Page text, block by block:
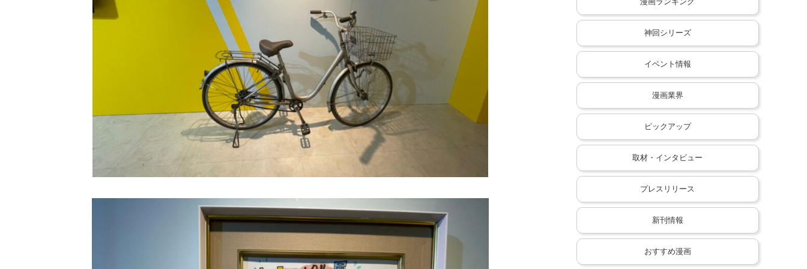
神回シリーズ
イベント情報
漫画業界
ピックアップ
取材・インタビュー
プレスリリース
新刊情報
おすすめ漫画